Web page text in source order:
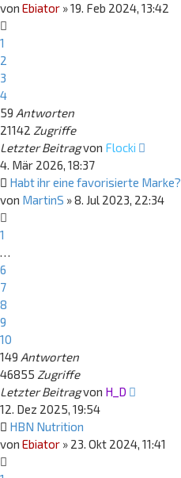
von Ebiator »19. Feb 2024, 13:42
1
2
3
4
59 Antworten
21142 Zugriffe
Letzter Beitragvon Flocki
4. Mär 2026, 18:37
Habt ihr eine favorisierte Marke?
von MartinS »8. Jul 2023, 22:34
1
…
6
7
8
9
10
149 Antworten
46855 Zugriffe
Letzter Beitragvon H_D
12. Dez 2025, 19:54
HBN Nutrition
von Ebiator » 23. Okt 2024, 11:41